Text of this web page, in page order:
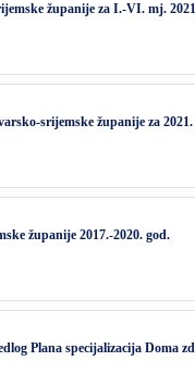
županije za I.-VI. mj.
srijemske županije za
županije 2017.-2020. god.
Plana specijalizacija Doma